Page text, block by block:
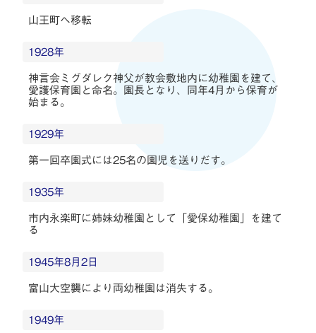
山王町へ移転
1928年
神言会ミグダレク神父が教会敷地内に幼稚園を建て、
愛護保育園と命名。園長となり、同年4月から保育が
始まる。
1929年
第一回卒園式には25名の園児を送りだす。
1935年
市内永楽町に姉妹幼稚園として「愛保幼稚園」を建て
る
1945年8月2日
富山大空襲により両幼稚園は消失する。
1949年